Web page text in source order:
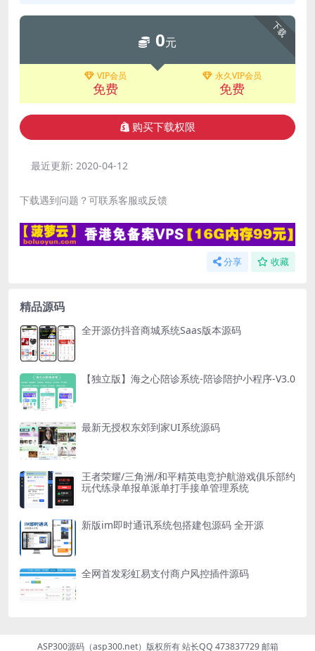
下载
0元
VIP会员
免费
永久VIP会员
免费
购买下载权限
最近更新: 2020-04-12
下载遇到问题？可联系客服或反馈
分享 收藏
精品源码
全开源仿抖音商城系统Saas版本源码
【独立版】海之心陪诊系统-陪诊陪护小程序-V3.0
最新无授权东郊到家UI系统源码
王者荣耀/三角洲/和平精英电竞护航游戏俱乐部约
玩代练录单报单派单打手接单管理系统
新版im即时通讯系统包搭建包源码 全开源
全网首发彩虹易支付商户风控插件源码
ASP300源码（asp300.net）版权所有 站长QQ 473837729 邮箱